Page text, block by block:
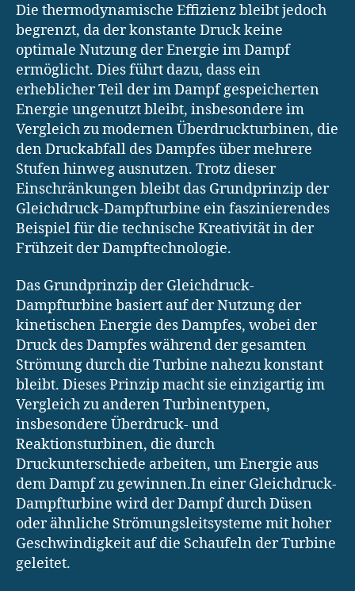
Die thermodynamische Effizienz bleibt jedoch
begrenzt, da der konstante Druck keine
optimale Nutzung der Energie im Dampf
ermöglicht. Dies führt dazu, dass ein
erheblicher Teil der im Dampf gespeicherten
Energie ungenutzt bleibt, insbesondere im
Vergleich zu modernen Überdruckturbinen, die
den Druckabfall des Dampfes über mehrere
Stufen hinweg ausnutzen. Trotz dieser
Einschränkungen bleibt das Grundprinzip der
Gleichdruck-Dampfturbine ein faszinierendes
Beispiel für die technische Kreativität in der
Frühzeit der Dampftechnologie.
Das Grundprinzip der Gleichdruck-
Dampfturbine basiert auf der Nutzung der
kinetischen Energie des Dampfes, wobei der
Druck des Dampfes während der gesamten
Strömung durch die Turbine nahezu konstant
bleibt. Dieses Prinzip macht sie einzigartig im
Vergleich zu anderen Turbinentypen,
insbesondere Überdruck- und
Reaktionsturbinen, die durch
Druckunterschiede arbeiten, um Energie aus
dem Dampf zu gewinnen.In einer Gleichdruck-
Dampfturbine wird der Dampf durch Düsen
oder ähnliche Strömungsleitsysteme mit hoher
Geschwindigkeit auf die Schaufeln der Turbine
geleitet.